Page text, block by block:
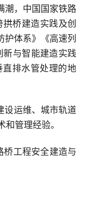
潮，中国国家铁路
桥建造实践及创
体系》《高速列
新与智能建造实践
排水管处理的地
设运维、城市轨道
管理经验。
桥工程安全建造与